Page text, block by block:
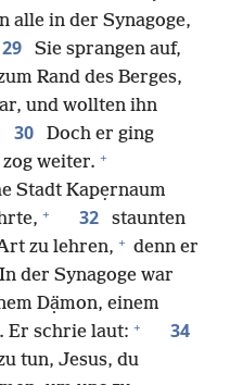
alle in der Synagoge,
29
Sie sprangen auf,
Rand des Berges,
und wollten ihn
30
Doch er ging
weiter. +
Stadt Kapẹrnaum
+ 32
staunten
zu lehren, + denn er
In der Synagoge war
Dạ̈mon, einem
Er schrie laut: + 34
tun, Jesus, du